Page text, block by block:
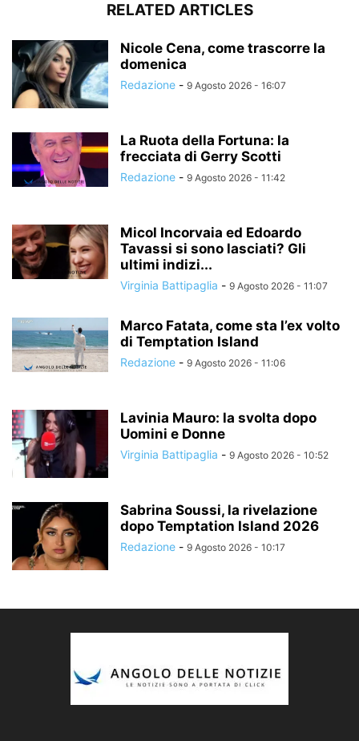
RELATED ARTICLES
Nicole Cena, come trascorre la
domenica
Redazione - 9 Agosto 2026 - 16:07
La Ruota della Fortuna: la
frecciata di Gerry Scotti
Redazione - 9 Agosto 2026 - 11:42
Micol Incorvaia ed Edoardo
Tavassi si sono lasciati? Gli
ultimi indizi...
Virginia Battipaglia - 9 Agosto 2026 - 11:07
Marco Fatata, come sta l’ex volto
di Temptation Island
Redazione - 9 Agosto 2026 - 11:06
Lavinia Mauro: la svolta dopo
Uomini e Donne
Virginia Battipaglia - 9 Agosto 2026 - 10:52
Sabrina Soussi, la rivelazione
dopo Temptation Island 2026
Redazione - 9 Agosto 2026 - 10:17